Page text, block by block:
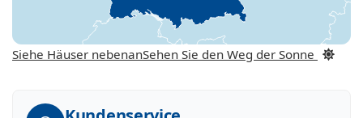
Siehe Häuser nebenanSehen Sie den Weg der Sonne